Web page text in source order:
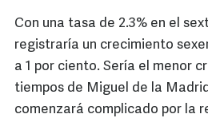
Con una tasa de 2.3% en el
registraría un crecimiento
a 1 por ciento. Sería el menor
tiempos de Miguel de la
comenzará complicado por la